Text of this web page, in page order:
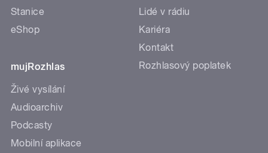
Stanice
eShop
mujRozhlas
Živé vysílání
Audioarchiv
Podcasty
Mobilní aplikace
Lidé v rádiu
Kariéra
Kontakt
Rozhlasový poplatek